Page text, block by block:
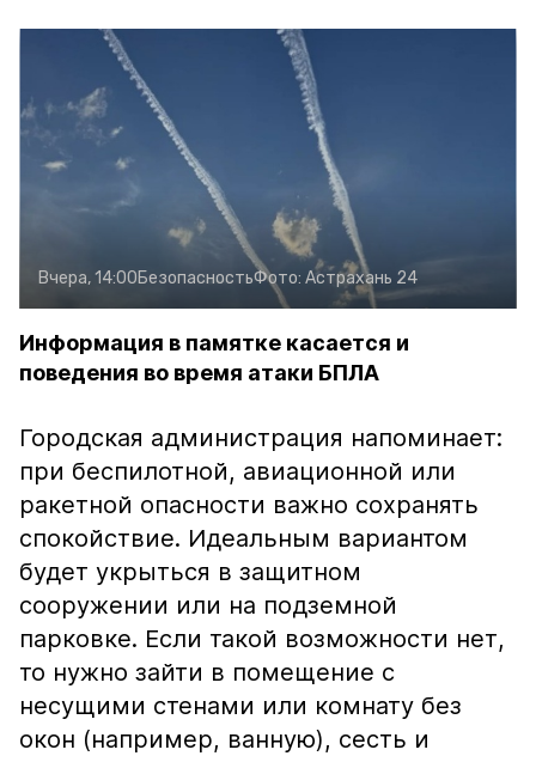
Вчера, 14:00БезопасностьФото: Астрахань 24
Информация в памятке касается и
поведения во время атаки БПЛА
Городская администрация напоминает:
при беспилотной, авиационной или
ракетной опасности важно сохранять
спокойствие. Идеальным вариантом
будет укрыться в защитном
сооружении или на подземной
парковке. Если такой возможности нет,
то нужно зайти в помещение с
несущими стенами или комнату без
окон (например, ванную), сесть и